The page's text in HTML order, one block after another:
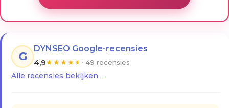
G
DYNSEO Google-recensies
4,9★★★★★ · 49 recensies
Alle recensies bekijken →